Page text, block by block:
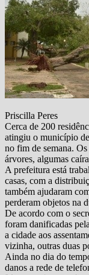
Priscilla Peres
Cerca de 200
atingiu o município
no fim de semana.
árvores, algumas
A prefeitura está
casas, com a
também ajudaram
perderam objetos na
De acordo com o
foram danificadas
a cidade aos
vizinha, outras duas
Ainda no dia do
danos a rede de